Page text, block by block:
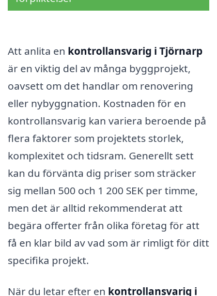
Att anlita en kontrollansvarig i Tjörnarp
är en viktig del av många byggprojekt,
oavsett om det handlar om renovering
eller nybyggnation. Kostnaden för en
kontrollansvarig kan variera beroende på
flera faktorer som projektets storlek,
komplexitet och tidsram. Generellt sett
kan du förvänta dig priser som sträcker
sig mellan 500 och 1 200 SEK per timme,
men det är alltid rekommenderat att
begära offerter från olika företag för att
få en klar bild av vad som är rimligt för ditt
specifika projekt.
När du letar efter en kontrollansvarig i